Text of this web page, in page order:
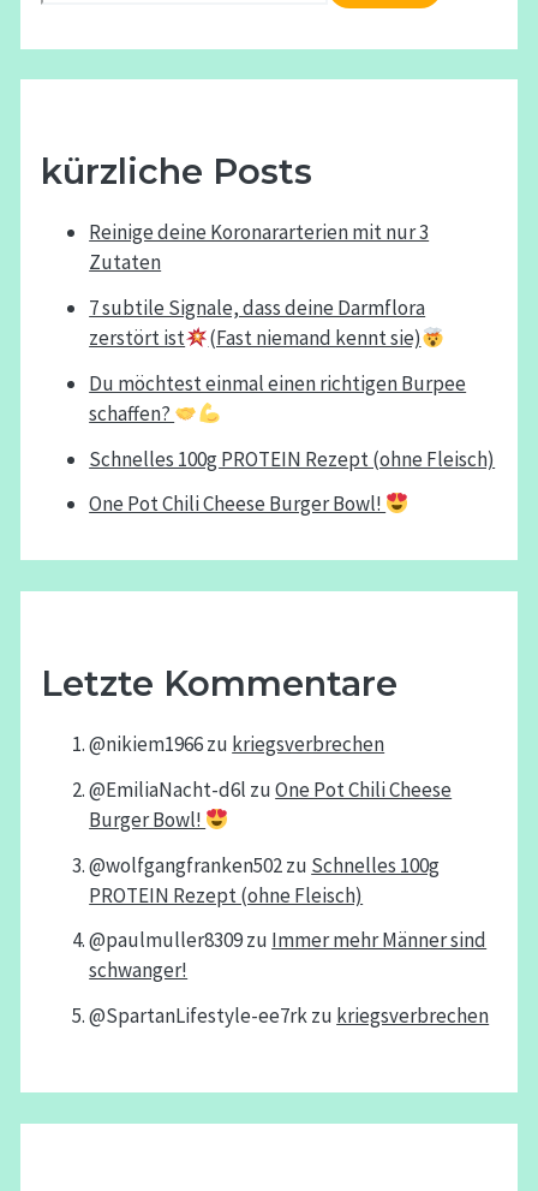
kürzliche Posts
Reinige deine Koronararterien mit nur 3
Zutaten
7 subtile Signale, dass deine Darmflora
zerstört ist
(Fast niemand kennt sie)
Du möchtest einmal einen richtigen Burpee
schaffen?
Schnelles 100g PROTEIN Rezept (ohne Fleisch)
One Pot Chili Cheese Burger Bowl!
Letzte Kommentare
@nikiem1966zu kriegsverbrechen
@EmiliaNacht-d6l zuOne Pot Chili Cheese
Burger Bowl!
@wolfgangfranken502zu Schnelles 100g
PROTEIN Rezept (ohne Fleisch)
@paulmuller8309zu Immer mehr Männer sind
schwanger!
@SpartanLifestyle-ee7rkzu kriegsverbrechen